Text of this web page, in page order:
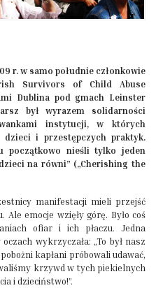
r. w samo południe członkowie
Survivors of Child Abuse
Dublina pod gmach Leinster
był wyrazem solidarności
instytucji, w których
dzieci i przestępczych praktyk.
początkowo nieśli tylko jeden
na równi” („Cherishing the
manifestacji mieli przejść
emocje wzięły górę. Było coś
ofiar i ich płaczu. Jedna
wykrzyczała: „To był nasz
kapłani próbowali udawać,
krzywd w tych piekielnych
i dzieciństwo!”.